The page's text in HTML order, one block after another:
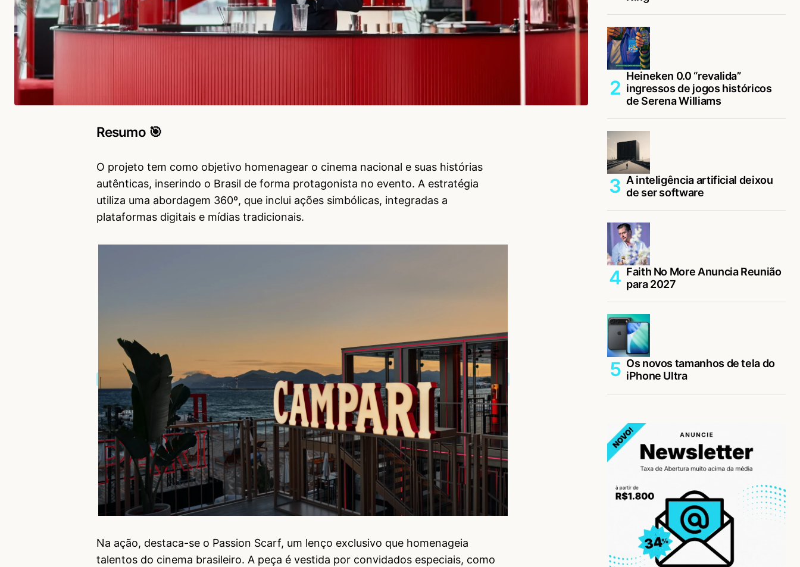
Resumo 🎯
O projeto tem como objetivo homenagear o cinema nacional e suas histórias
autênticas, inserindo o Brasil de forma protagonista no evento. A estratégia
utiliza uma abordagem 360º, que inclui ações simbólicas, integradas a
plataformas digitais e mídias tradicionais.
Na ação, destaca-se o Passion Scarf, um lenço exclusivo que homenageia
talentos do cinema brasileiro. A peça é vestida por convidados especiais, como
Heineken 0.0 “revalida”
ingressos de jogos históricos
de Serena Williams
A inteligência artificial deixou
de ser software
Faith No More Anuncia Reunião
para 2027
Os novos tamanhos de tela do
iPhone Ultra